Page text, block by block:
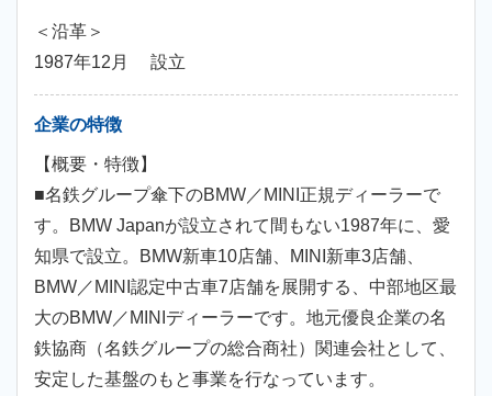
＜沿革＞
1987年12月 設立
企業の特徴
【概要・特徴】
■名鉄グループ傘下のBMW／MINI正規ディーラーで
す。BMW Japanが設立されて間もない1987年に、愛
知県で設立。BMW新車10店舗、MINI新車3店舗、
BMW／MINI認定中古車7店舗を展開する、中部地区最
大のBMW／MINIディーラーです。地元優良企業の名
鉄協商（名鉄グループの総合商社）関連会社として、
安定した基盤のもと事業を行なっています。